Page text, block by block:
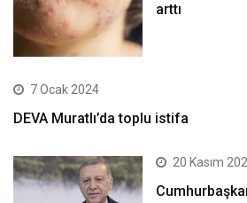
arttı
7 Ocak 2024
DEVA Muratlı’da toplu istifa
20 Kasım